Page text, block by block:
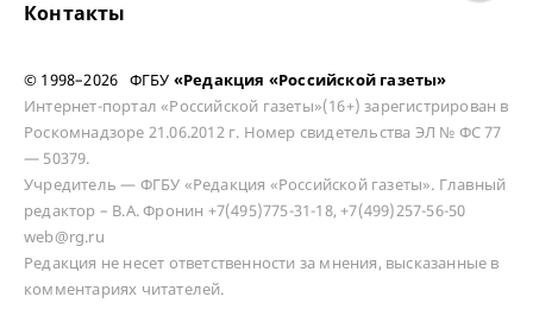
Контакты
© 1998–2026 ФГБУ «Редакция «Российской газеты»
Интернет-портал «Российской газеты»(16+) зарегистрирован в
Роскомнадзоре 21.06.2012 г. Номер свидетельства ЭЛ № ФС 77
— 50379.
Учредитель — ФГБУ «Редакция «Российской газеты». Главный
редактор – В.А. Фронин +7(495)775-31-18, +7(499)257-56-50
web@rg.ru
Редакция не несет ответственности за мнения, высказанные в
комментариях читателей.